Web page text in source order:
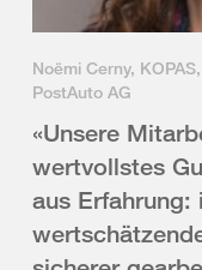
Noëmi Cerny,
PostAuto AG
«Unsere
wertvollstes
aus Erfahrung: